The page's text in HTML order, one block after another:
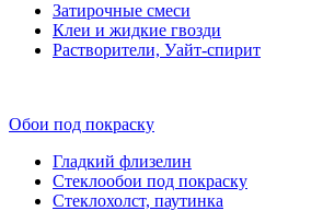
Затирочные смеси
Клеи и жидкие гвозди
Растворители, Уайт-спирит
Обои под покраску
Гладкий флизелин
Стеклообои под покраску
Стеклохолст, паутинка